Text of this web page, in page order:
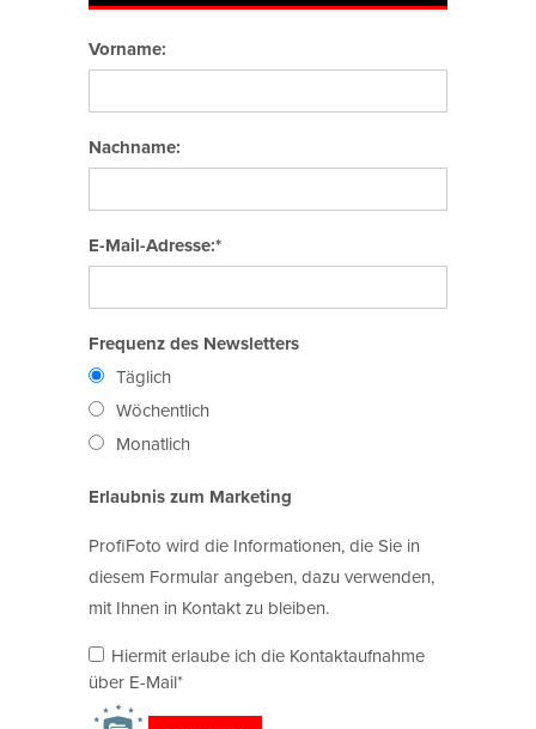
Vorname:
Nachname:
E-Mail-Adresse:*
Frequenz des Newsletters
Täglich
Wöchentlich
Monatlich
Erlaubnis zum Marketing
ProfiFoto wird die Informationen, die Sie in
diesem Formular angeben, dazu verwenden,
mit Ihnen in Kontakt zu bleiben.
Hiermit erlaube ich die Kontaktaufnahme
über E-Mail*